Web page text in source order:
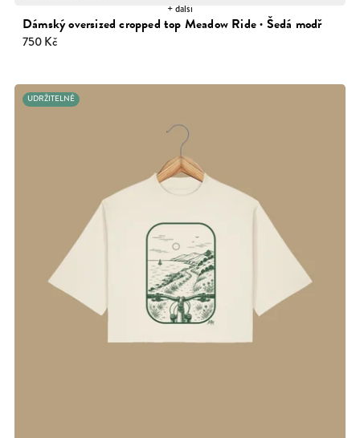
Dámský oversized cropped top Meadow Ride · Šedá modř
750 Kč
+ další
UDRŽITELNÉ